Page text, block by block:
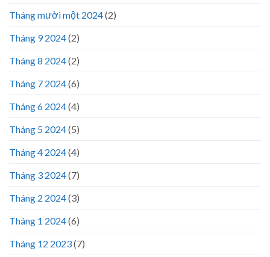
Tháng mười một 2024(2)
Tháng 9 2024(2)
Tháng 8 2024(2)
Tháng 7 2024(6)
Tháng 6 2024(4)
Tháng 5 2024(5)
Tháng 4 2024(4)
Tháng 3 2024(7)
Tháng 2 2024(3)
Tháng 1 2024(6)
Tháng 12 2023(7)